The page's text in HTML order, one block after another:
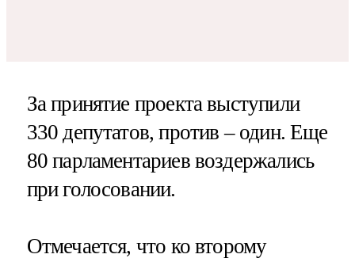
За принятие проекта выступили
330 депутатов, против – один. Еще
80 парламентариев воздержались
при голосовании.
Отмечается, что ко второму